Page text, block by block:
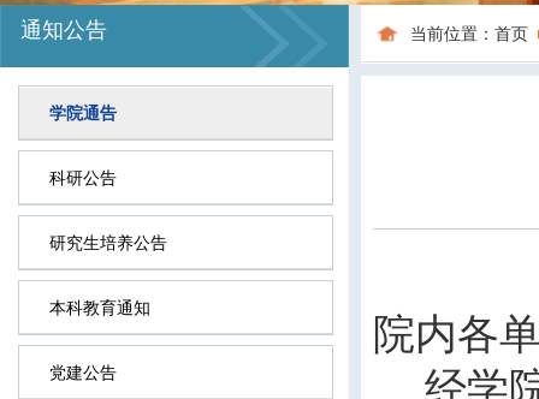
通知公告
学院通告
科研公告
研究生培养公告
本科教育通知
党建公告
当前位置： 首页
院内各
经学